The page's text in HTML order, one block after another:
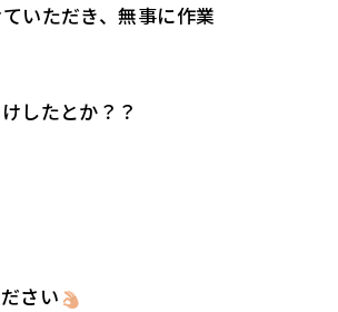
いただき、無事に作業
したとか？？
さい